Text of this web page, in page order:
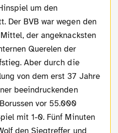
um den
Der BVB war wegen den
der angeknacksten
Querelen der
Aber durch die
von dem erst 37 Jahre
beeindruckenden
vor 55.000
mit 1-0. Fünf Minuten
den Siegtreffer und